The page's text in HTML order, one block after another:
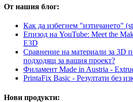
От нашия блог:
Как да избегнем "изтичането"
Епизод на YouTube: Meet the
E3D
Сравнение на материали за 3D
подходящ за вашия проект?
Филамент Made in Austria -
PrintaFix Basic - Резултати без
Нови продукти: